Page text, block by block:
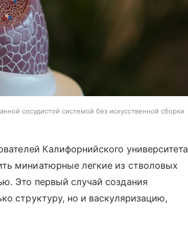
сосудистой системой без искусственной сборки
Калифорнийского университета
миниатюрные легкие из стволовых
Это первый случай создания
структуру, но и васкуляризацию,